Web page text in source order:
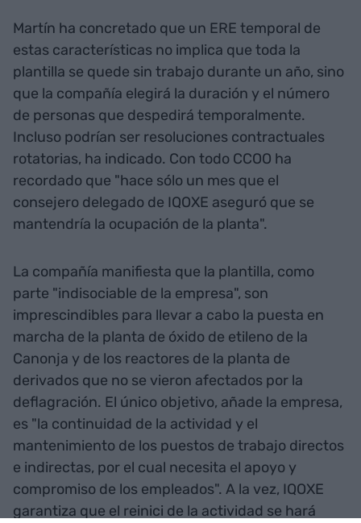
Martín ha concretado que un ERE temporal de
estas características no implica que toda la
plantilla se quede sin trabajo durante un año, sino
que la compañía elegirá la duración y el número
de personas que despedirá temporalmente.
Incluso podrían ser resoluciones contractuales
rotatorias, ha indicado. Con todo CCOO ha
recordado que "hace sólo un mes que el
consejero delegado de IQOXE aseguró que se
mantendría la ocupación de la planta".
La compañía manifiesta que la plantilla, como
parte "indisociable de la empresa", son
imprescindibles para llevar a cabo la puesta en
marcha de la planta de óxido de etileno de la
Canonja y de los reactores de la planta de
derivados que no se vieron afectados por la
deflagración. El único objetivo, añade la empresa,
es "la continuidad de la actividad y el
mantenimiento de los puestos de trabajo directos
e indirectas, por el cual necesita el apoyo y
compromiso de los empleados". A la vez, IQOXE
garantiza que el reinici de la actividad se hará